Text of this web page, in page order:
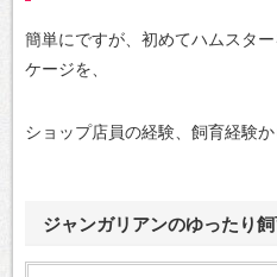
簡単にですが、初めてハムスタ
ケージを、
ショップ店員の経験、飼育経験か
ジャンガリアンのゆったり